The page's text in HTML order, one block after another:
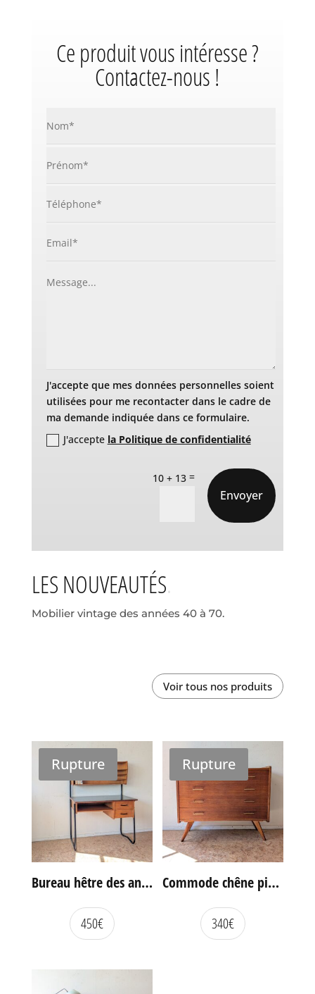
Ce produit vous intéresse ?
Contactez-nous !
J'accepte que mes données personnelles soient
utilisées pour me recontacter dans le cadre de
ma demande indiquée dans ce formulaire.
J'accepte la Politique de confidentialité
10 + 13 =
Envoyer
LES NOUVEAUTÉS
Mobilier vintage des années 40 à 70.
Voir tous nos produits
Rupture
Bureau hêtre des années 60
450€
Rupture
Commode chêne pieds compas vintage
340€